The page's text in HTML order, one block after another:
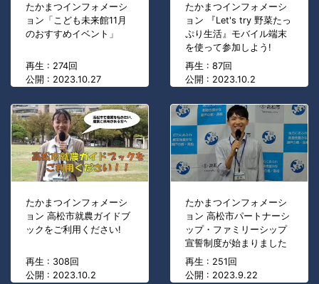
たかまつインフォメーシ
ョン「こども未来館11月
のおすすめイベント」
再生 : 274回
公開 : 2023.10.27
たかまつインフォメーシ
ョン 『Let's try 野菜たっ
ぷり生活』モバイル端末
を使って参加しよう!
再生 : 87回
公開 : 2023.10.2
たかまつインフォメーシ
ョン 高松市就農ガイドブ
ックをご利用ください!
再生 : 308回
公開 : 2023.10.2
たかまつインフォメーシ
ョン 高松市パートナーシ
ップ・ファミリーシップ
宣誓制度が始まりました
再生 : 251回
公開 : 2023.9.22